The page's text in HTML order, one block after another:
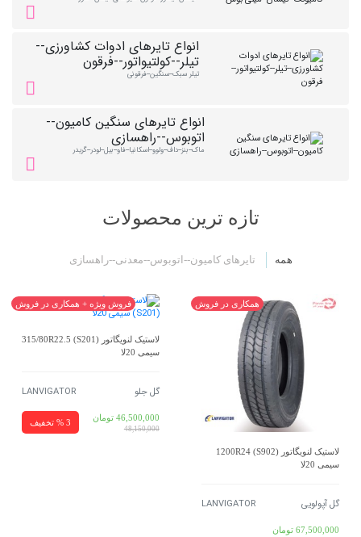
انواع تایرهای ادوات کشاورزی--
تیلر--کولتیواتور--فرقون
تیلر سبک--سنگین--فرقونی
انواع تایرهای سنگین کامیون--
اتوبوس--راهسازی
ماک--بنز--داف--ولوو--اسکانیا--فاو--بیل--لودر--گریدر
تازه ترین محصولات
همه تایرهای کامیون--اتوبوس--معدنی--راهسازی
لاستیک لنویگاتور 1200R24 (S902)
سیمی 20لا
گل آپولویی LANVIGATOR
67,500,000 تومان
همکاری در فروش
لاستیک لنویگاتور 315/80R22.5 (S201)
سیمی 20لا
گل جلو LANVIGATOR
46,500,000 تومان
48,150,000
3 % تخفیف
فروش ویژه + همکاری در فروش